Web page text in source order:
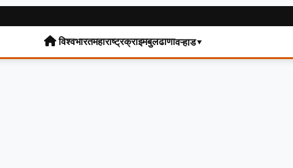
विश्वभारतमहाराष्ट्रक्राइमबुलढाणावऱ्हाड▾